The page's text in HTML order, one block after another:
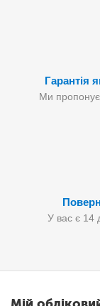
Гарантія
Ми
У вас є 14